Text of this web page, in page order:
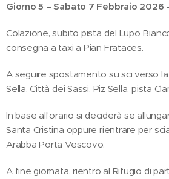
Giorno 5 – Sabato 7 Febbraio 2026
Colazione, subito pista del Lupo
consegna a taxi a Pian Frataces.
A seguire spostamento su sci verso
Sella, Città dei Sassi, Piz Sella, pista
In base all'orario si deciderà se
Santa Cristina oppure rientrare per
Arabba Porta Vescovo.
A fine giornata, rientro al Rifugio di